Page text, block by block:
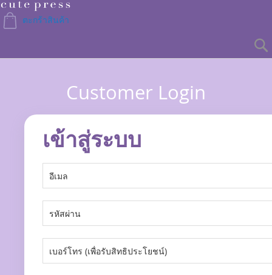
Skip
to
Content
ตะกร้าสินค้า
Customer Login
เข้าสู่ระบบ